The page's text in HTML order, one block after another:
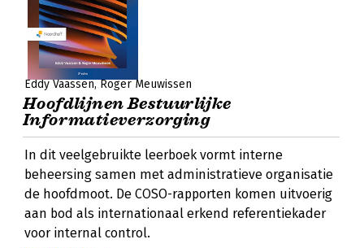
Eddy Vaassen Roger Meuwissen
Hoofdlijnen Bestuurlijke
Informatieverzorging
In dit veelgebruikte leerboek vormt interne
beheersing samen met administratieve organisatie
de hoofdmoot. De COSO-rapporten komen uitvoerig
aan bod als internationaal erkend referentiekader
voor internal control.